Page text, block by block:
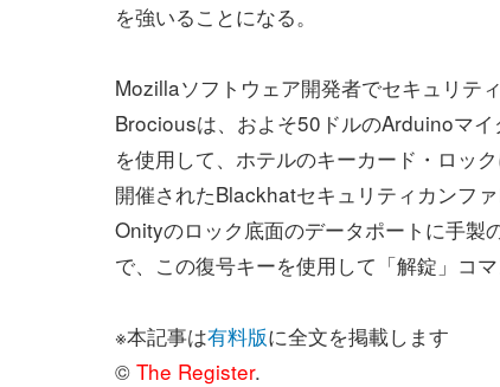
を強いることになる。
Mozillaソフトウェア開発者でセキュリテ
Brociousは、およそ50ドルのArduinoマイ
を使用して、ホテルのキーカード・ロッ
開催されたBlackhatセキュリティカンフ
Onityのロック底面のデータポートに手製
で、この復号キーを使用して「解錠」コ
※本記事は有料版に全文を掲載します
© The Register.